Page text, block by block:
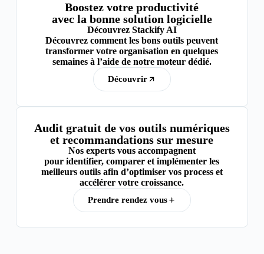
Boostez votre productivité
avec la bonne solution logicielle
Découvrez Stackify AI
Découvrez comment les bons outils peuvent
transformer votre organisation en quelques
semaines à l’aide de notre moteur dédié.
Découvrir
Audit gratuit de vos outils numériques
et recommandations sur mesure
Nos experts vous accompagnent
pouridentifier, comparer et implémenter les
meilleurs outils afin d’optimiser vos process et
accélérer votre croissance.
Prendre rendez vous